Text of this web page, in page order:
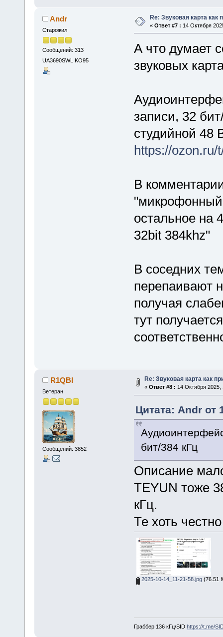
Andr
Старожил
Сообщений: 313
UA3690SWL KO95
Re: Звуковая карта как
« Ответ #7 : 14 Октября
А что думает
звуковых
записи, 32
студийной 48
https://ozon.ru/
В
"микрофонный
остальное на
32bit 384khz"
В соседних
перепаивают
получая
тут
R1QBI
Ветеран
Сообщений: 3852
Re: Звуковая карта как
« Ответ #8 : 14 Октября 2025,
Цитата: Andr от
бит/384 кГц
Описание
TEYUN тоже
кГц.
Те хоть
2025-10-14_11-21-58.jpg(76.51
Граббер 136 кГц/SID https://t.me/